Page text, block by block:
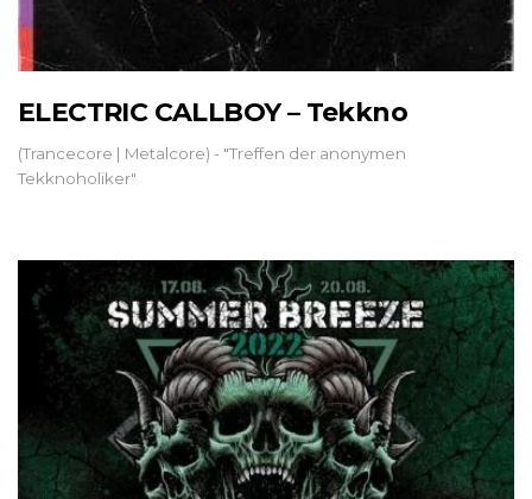
ELECTRIC CALLBOY – Tekkno
(Trancecore | Metalcore) - "Treffen der anonymen
Tekknoholiker"